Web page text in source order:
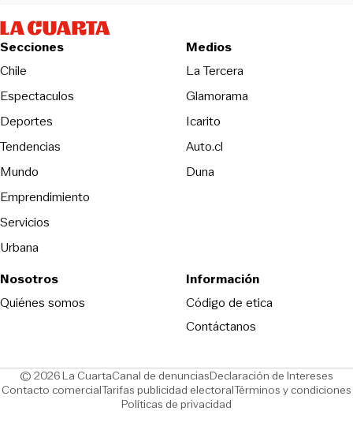
Secciones
Chile
Espectaculos
Deportes
Tendencias
Mundo
Emprendimiento
Servicios
Urbana
Medios
La TerceraOpens in new
Glamorama
Icarito
Auto.cl
DunaOpens in new window
Nosotros
Quiénes somos
Información
Código de eticaOpens in new
Contáctanos
© 2026 La CuartaCanal de denunciasOpens in new window
Declaración de Intereses
Contacto comercialOpens in new window
Tarifas publicidad electoralOpens in new window
Términos y condiciones
Políticas de privacidad